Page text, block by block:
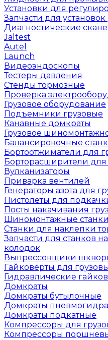
Установки для
Запчасти для
Диагностические
Jaltest
Autel
Launch
Видеоэндоскопы
Тестеры давления
Стенды тормозные
Проверка
Грузовое оборудование
Подъемники грузовые
Канавные домкраты
Грузовое
Балансировочные
Бортоотжиматели для
Борторасширители для
Вулканизаторы
Приварка вентилей
Генераторы азота для
Пистолеты для
Посты накачивания
Шиномонтажные станки
Станки для наклепки
Запчасти для станков
колодок
Выпрессовщики
Гайковерты для
Гидравлические
Домкраты
Домкраты бутылочные
Домкраты
Домкраты подкатные
Компрессоры для
Компрессоры